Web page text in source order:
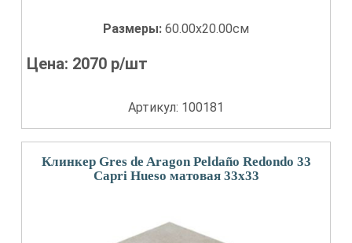
Размеры: 60.00x20.00см
Цена: 2070 р/шт
Артикул: 100181
Клинкер Gres de Aragon Peldaño Redondo 33
Capri Hueso матовая 33x33